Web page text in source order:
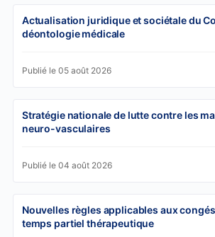
Actualisation juridique et sociétale du
déontologie médicale
Publié le 05 août 2026
Stratégie nationale de lutte contre les
neuro-vasculaires
Publié le 04 août 2026
Nouvelles règles applicables aux
temps partiel thérapeutique